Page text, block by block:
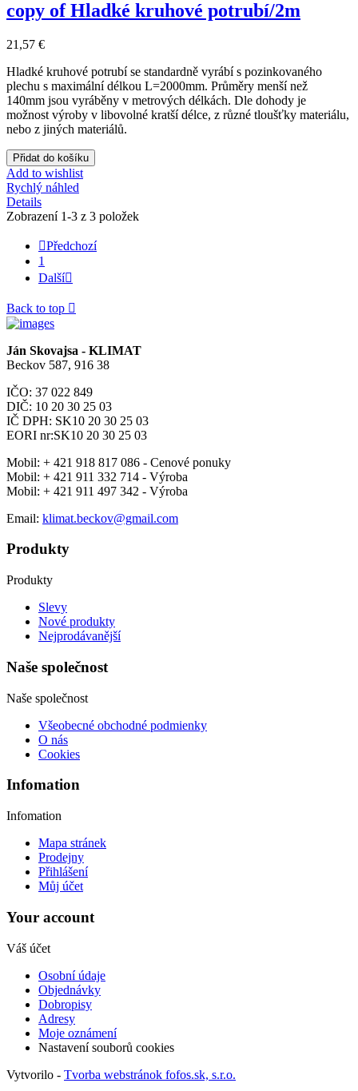
copy of Hladké kruhové potrubí/2m
21,57 €
Hladké kruhové potrubí se standardně vyrábí s pozinkovaného
plechu s maximální délkou L=2000mm. Průměry menší než
140mm jsou vyráběny v metrových délkách. Dle dohody je
možnost výroby v libovolné kratší délce, z různé tloušťky materiálu,
nebo z jiných materiálů.
Přidat do košíku
Add to wishlist
Rychlý náhled
Details
Zobrazení 1-3 z 3 položek
Předchozí
1
Další
Back to top 
Ján Skovajsa - KLIMAT
Beckov 587, 916 38
IČO: 37 022 849
DIČ: 10 20 30 25 03
IČ DPH: SK10 20 30 25 03
EORI nr:SK10 20 30 25 03
Mobil: + 421 918 817 086 - Cenové ponuky
Mobil: + 421 911 332 714 - Výroba
Mobil: + 421 911 497 342 - Výroba
Email: klimat.beckov@gmail.com
Produkty
Produkty
Slevy
Nové produkty
Nejprodávanější
Naše společnost
Naše společnost
Všeobecné obchodné podmienky
O nás
Cookies
Infomation
Infomation
Mapa stránek
Prodejny
Přihlášení
Můj účet
Your account
Váš účet
Osobní údaje
Objednávky
Dobropisy
Adresy
Moje oznámení
Nastavení souborů cookies
Vytvorilo - Tvorba webstránok fofos.sk, s.r.o.